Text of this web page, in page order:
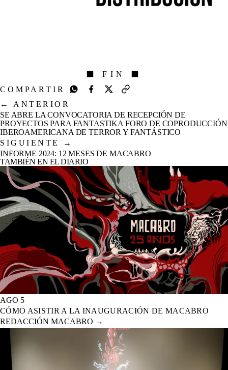
⬛ FIN ⬛
COMPARTIR
←ANTERIOR
SE ABRE LA CONVOCATORIA DE RECEPCIÓN DE
PROYECTOS PARA FANTASTIKA FORO DE COPRODUCCIÓN
IBEROAMERICANA DE TERROR Y FANTÁSTICO
SIGUIENTE
→
INFORME 2024: 12 MESES DE MACABRO
TAMBIÉN EN EL DIARIO
AGO 5
CÓMO ASISTIR A LA INAUGURACIÓN DE MACABRO
REDACCIÓN MACABRO →